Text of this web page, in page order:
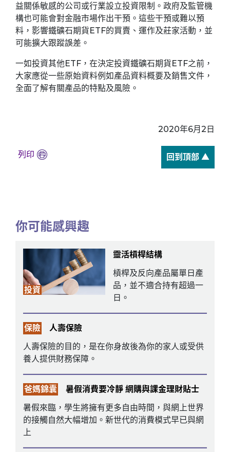
益關係敏感的公司或行業設立投資限制。政府及監管機
構也可能會對金融市場作出干預。這些干預或難以預
料，影響鐵礦石期貨ETF的買賣、運作及莊家活動，並
可能擴大跟蹤誤差。
一如投資其他ETF，在決定投資鐵礦石期貨ETF之前，
大家應從一些原始資料例如產品資料概要及銷售文件，
全面了解有關產品的特點及風險。
2020年6月2日
列印 回到頂部 ▲
你可能感興趣
投資
靈活槓桿結構
槓桿及反向產品屬單日產
品，並不適合持有超過一
日。
保險
人壽保險
人壽保險的目的，是在你身故後為你的家人或受供
養人提供財務保障。
爸媽錦囊
暑假消費要冷靜 網購與課金理財貼士
暑假來臨，學生將擁有更多自由時間，與網上世界
的接觸自然大幅增加。新世代的消費模式早已與網
上